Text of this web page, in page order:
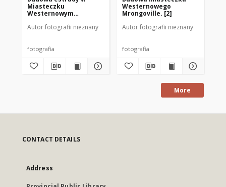
Miasteczku
Westernowym
Autor fotografii nieznany
fotografia
Westernowego
Mrongoville. [2]
Autor fotografii nieznany
fotografia
More
CONTACT DETAILS
Address